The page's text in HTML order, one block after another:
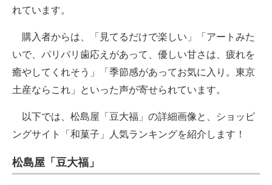
れています。
購入者からは、「見てるだけで楽しい」「アートみた
いで、パリパリ歯応えがあって、優しい甘さは、疲れを
癒やしてくれそう」「季節感があってお気に入り。東京
土産ならこれ」といった声が寄せられています。
以下では、松島屋「豆大福」の詳細画像と、ショッピ
ングサイト「和菓子」人気ランキングを紹介します！
松島屋「豆大福」